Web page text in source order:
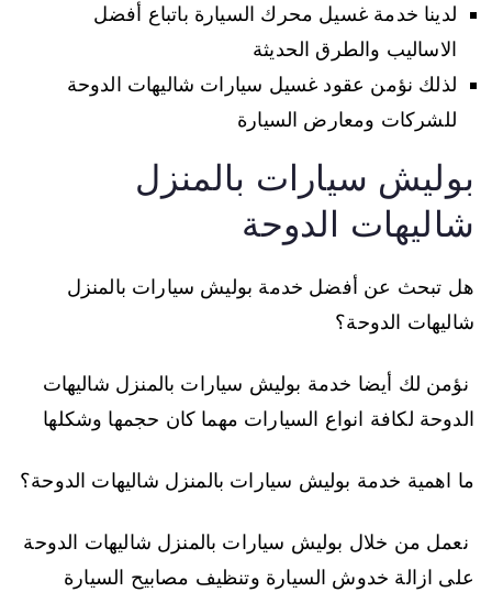
لدينا خدمة غسيل محرك السيارة باتباع أفضل
الاساليب والطرق الحديثة
لذلك نؤمن عقود غسيل سيارات شاليهات الدوحة
للشركات ومعارض السيارة
بوليش سيارات بالمنزل
شاليهات الدوحة
هل تبحث عن أفضل خدمة بوليش سيارات بالمنزل
شاليهات الدوحة؟
نؤمن لك أيضا خدمة بوليش سيارات بالمنزل شاليهات
الدوحة لكافة انواع السيارات مهما كان حجمها وشكلها
ما اهمية خدمة بوليش سيارات بالمنزل شاليهات الدوحة؟
نعمل من خلال بوليش سيارات بالمنزل شاليهات الدوحة
على ازالة خدوش السيارة وتنظيف مصابيح السيارة